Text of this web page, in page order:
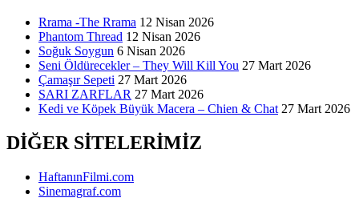
Rrama -The Rrama 12 Nisan 2026
Phantom Thread 12 Nisan 2026
Soğuk Soygun 6 Nisan 2026
Seni Öldürecekler – They Will Kill You 27 Mart 2026
Çamaşır Sepeti 27 Mart 2026
SARI ZARFLAR 27 Mart 2026
Kedi ve Köpek Büyük Macera – Chien & Chat 27 Mart 2026
DIĞER SITELERIMIZ
HaftanınFilmi.com
Sinemagraf.com